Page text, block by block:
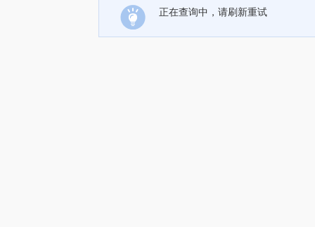
正在查询中，请刷新重试